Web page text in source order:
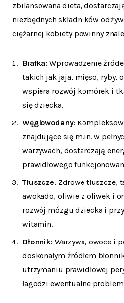
zbilansowana dieta,
niezbędnych składników
ciężarnej kobiety powinny
Białka: Wprowadzenie
takich jak jaja, mięso, ryby,
wspiera rozwój komórek i
się dziecka.
Węglowodany:
znajdujące się m.in. w
warzywach, dostarczają
prawidłowego
Tłuszcze: Zdrowe tłuszcze,
awokado, oliwie z oliwek i
rozwój mózgu dziecka i
witamin.
Błonnik: Warzywa, owoce i
doskonałym źródłem
utrzymaniu prawidłowej
łagodzi ewentualne